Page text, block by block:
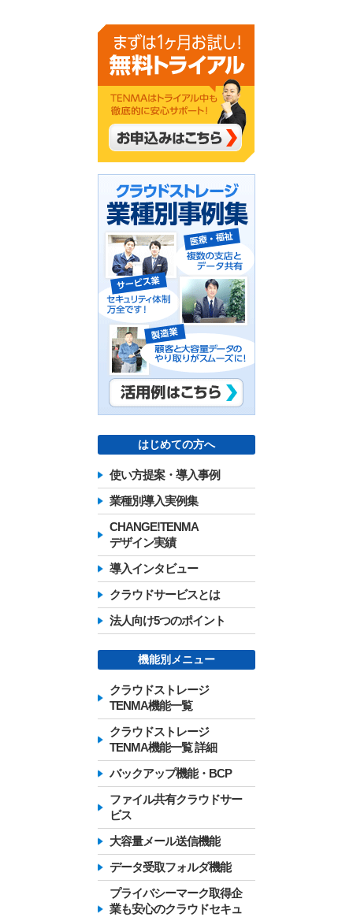
はじめての方へ
使い方提案・導入事例
業種別導入実例集
CHANGE!TENMA
デザイン実績
導入インタビュー
クラウドサービスとは
法人向け5つのポイント
機能別メニュー
クラウドストレージ
TENMA機能一覧
クラウドストレージ
TENMA機能一覧 詳細
バックアップ機能・BCP
ファイル共有クラウドサー
ビス
大容量メール送信機能
データ受取フォルダ機能
プライバシーマーク取得企
業も安心のクラウドセキュ